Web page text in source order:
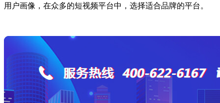
用户画像，在众多的短视频平台中，选择适合品牌的平台。